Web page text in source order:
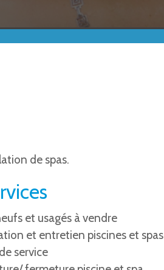
de spas.
et usagés à vendre
et entretien piscines et spas
service